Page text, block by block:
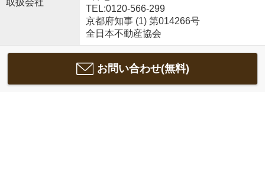
取扱会社
TEL:0120-566-299
京都府知事 (1) 第014266号
全日本不動産協会
お問い合わせ(無料)